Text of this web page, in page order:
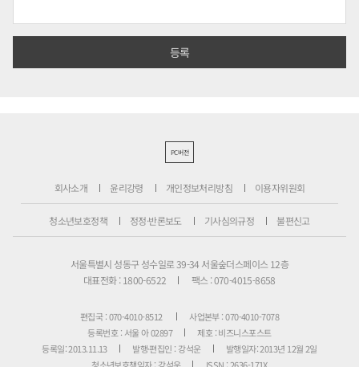
PC버전
회사소개 윤리강령 개인정보처리방침 이용자위원회
청소년보호정책 정정·반론보도 기사심의규정 불편신고
서울특별시 성동구 성수일로 39-34 서울숲더스페이스 12층
대표전화 : 1800-6522
팩스 : 070-4015-8658
편집국 : 070-4010-8512
사업본부 : 070-4010-7078
등록번호 : 서울 아 02897
제호 : 비즈니스포스트
등록일: 2013.11.13
발행·편집인 : 강석운
발행일자: 2013년 12월 2일